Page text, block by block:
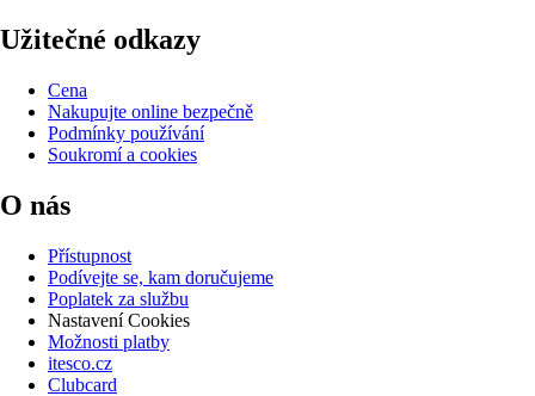
Užitečné odkazy
Cena
Nakupujte online bezpečně
Podmínky používání
Soukromí a cookies
O nás
Přístupnost
Podívejte se, kam doručujeme
Poplatek za službu
Nastavení Cookies
Možnosti platby
itesco.cz
Clubcard